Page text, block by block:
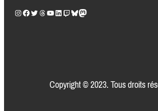
Instagram Facebook Twitter Threads YouTube LinkedIn Twitch Bluesky Mastodon
Copyright © 2023. Tous droits